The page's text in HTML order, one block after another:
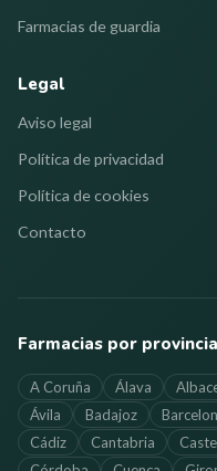
Farmacias de guardia
Legal
Aviso legal
Política de privacidad
Política de cookies
Contacto
Farmacias por provincia
A Coruña Álava
Ávila
Badajoz
Cádiz
Cantabria